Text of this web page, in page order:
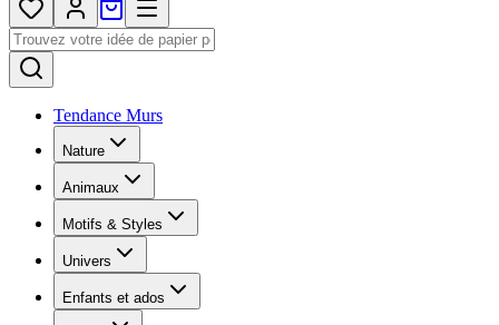
Tendance Murs
Nature
Animaux
Motifs & Styles
Univers
Enfants et ados